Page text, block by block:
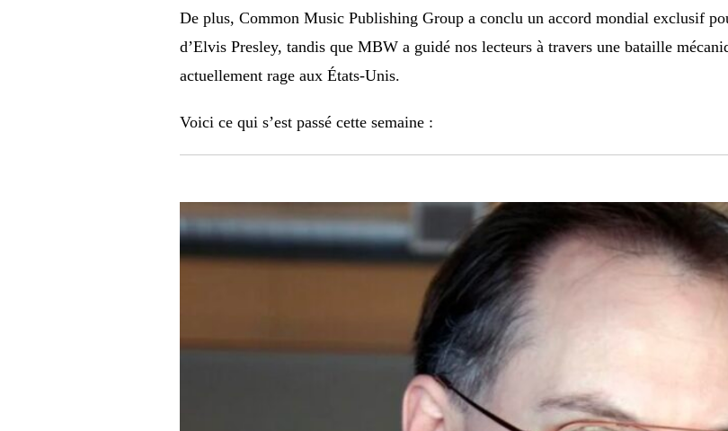
De plus, Common Music Publishing Group a conclu un accord mondial exclusif
d’Elvis Presley, tandis que MBW a guidé nos lecteurs à travers une bataille
actuellement rage aux États-Unis.
Voici ce qui s’est passé cette semaine :